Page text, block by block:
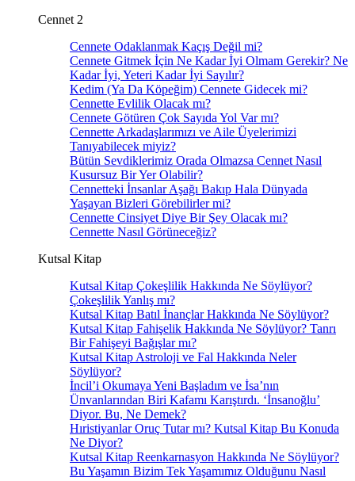
Cennet 2
Cennete Odaklanmak Kaçış Değil mi?
Cennete Gitmek İçin Ne Kadar İyi Olmam Gerekir? Ne
Kadar İyi, Yeteri Kadar İyi Sayılır?
Kedim (Ya Da Köpeğim) Cennete Gidecek mi?
Cennette Evlilik Olacak mı?
Cennete Götüren Çok Sayıda Yol Var mı?
Cennette Arkadaşlarımızı ve Aile Üyelerimizi
Tanıyabilecek miyiz?
Bütün Sevdiklerimiz Orada Olmazsa Cennet Nasıl
Kusursuz Bir Yer Olabilir?
Cennetteki İnsanlar Aşağı Bakıp Hala Dünyada
Yaşayan Bizleri Görebilirler mi?
Cennette Cinsiyet Diye Bir Şey Olacak mı?
Cennette Nasıl Görüneceğiz?
Kutsal Kitap
Kutsal Kitap Çokeşlilik Hakkında Ne Söylüyor?
Çokeşlilik Yanlış mı?
Kutsal Kitap Batıl İnançlar Hakkında Ne Söylüyor?
Kutsal Kitap Fahişelik Hakkında Ne Söylüyor? Tanrı
Bir Fahişeyi Bağışlar mı?
Kutsal Kitap Astroloji ve Fal Hakkında Neler
Söylüyor?
İncil’i Okumaya Yeni Başladım ve İsa’nın
Ünvanlarından Biri Kafamı Karıştırdı. ‘İnsanoğlu’
Diyor. Bu, Ne Demek?
Hıristiyanlar Oruç Tutar mı? Kutsal Kitap Bu Konuda
Ne Diyor?
Kutsal Kitap Reenkarnasyon Hakkında Ne Söylüyor?
Bu Yaşamın Bizim Tek Yaşamımız Olduğunu Nasıl